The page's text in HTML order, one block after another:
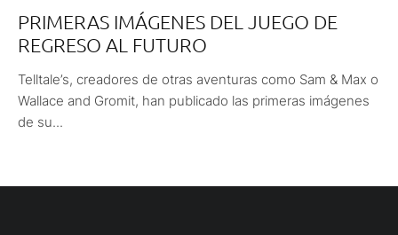
PRIMERAS IMÁGENES DEL JUEGO DE
REGRESO AL FUTURO
Telltale’s, creadores de otras aventuras como Sam & Max o
Wallace and Gromit, han publicado las primeras imágenes
de su...